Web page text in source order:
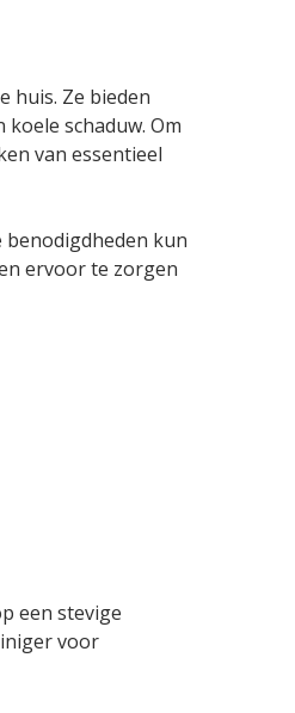
huis. Ze bieden
schaduw. Om
van essentieel
benodigdheden kun
ervoor te zorgen
een stevige
voor